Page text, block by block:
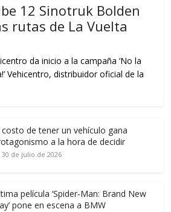
12 Sinotruk Bolden
rutas de La Vuelta
da inicio a la campaña ‘No la
Vehicentro, distribuidor oficial de la
costo de tener un vehículo gana
a la hora de decidir
30 de julio de 2026
película ‘Spider‑Man: Brand New
pone en escena a BMW